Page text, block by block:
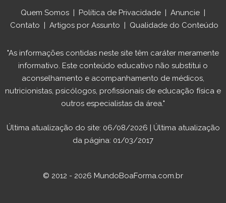
Quem Somos Política de Privacidade Anuncie
Contato
Artigos por Assunto Qualidade do Conteúdo
"As informações contidas neste site têm caráter meramente
informativo. Este conteúdo educativo não substitui o
aconselhamento e acompanhamento de médicos,
nutricionistas, psicólogos, profissionais de educação física e
outros especialistas da área."
Última atualização do site: 06/08/2026 | Última atualização
da página: 01/03/2017
© 2012 - 2026 MundoBoaForma.com.br